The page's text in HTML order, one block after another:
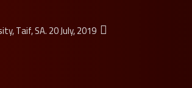
Taif, SA. 20 July, 2019